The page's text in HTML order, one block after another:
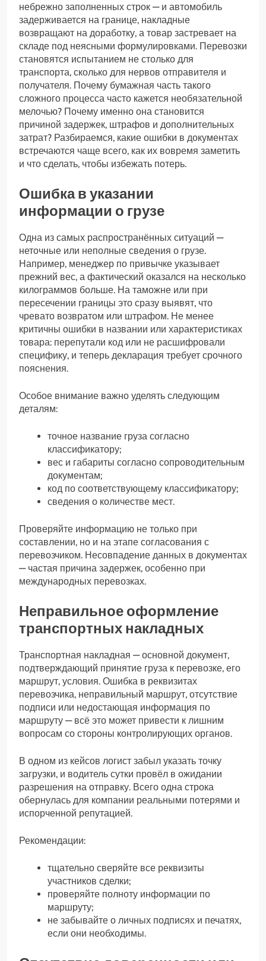
небрежно заполненных строк — и автомобиль
задерживается на границе, накладные
возвращают на доработку, а товар застревает на
складе под неясными формулировками. Перевозки
становятся испытанием не столько для
транспорта, сколько для нервов отправителя и
получателя. Почему бумажная часть такого
сложного процесса часто кажется необязательной
мелочью? Почему именно она становится
причиной задержек, штрафов и дополнительных
затрат? Разбираемся, какие ошибки в документах
встречаются чаще всего, как их вовремя заметить
и что сделать, чтобы избежать потерь.
Ошибка в указании
информации о грузе
Одна из самых распространённых ситуаций —
неточные или неполные сведения о грузе.
Например, менеджер по привычке указывает
прежний вес, а фактический оказался на несколько
килограммов больше. На таможне или при
пересечении границы это сразу выявят, что
чревато возвратом или штрафом. Не менее
критичны ошибки в названии или характеристиках
товара: перепутали код или не расшифровали
специфику, и теперь декларация требует срочного
пояснения.
Особое внимание важно уделять следующим
деталям:
точное название груза согласно
классификатору;
вес и габариты согласно сопроводительным
документам;
код по соответствующему классификатору;
сведения о количестве мест.
Проверяйте информацию не только при
составлении, но и на этапе согласования с
перевозчиком. Несовпадение данных в документах
— частая причина задержек, особенно при
международных перевозках.
Неправильное оформление
транспортных накладных
Транспортная накладная — основной документ,
подтверждающий принятие груза к перевозке, его
маршрут, условия. Ошибка в реквизитах
перевозчика, неправильный маршрут, отсутствие
подписи или недостающая информация по
маршруту — всё это может привести к лишним
вопросам со стороны контролирующих органов.
В одном из кейсов логист забыл указать точку
загрузки, и водитель сутки провёл в ожидании
разрешения на отправку. Всего одна строка
обернулась для компании реальными потерями и
испорченной репутацией.
Рекомендации:
тщательно сверяйте все реквизиты
участников сделки;
проверяйте полноту информации по
маршруту;
не забывайте о личных подписях и печатях,
если они необходимы.